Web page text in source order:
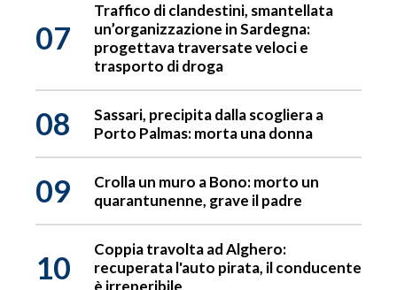
07
Traffico di clandestini, smantellata
un’organizzazione in Sardegna:
progettava traversate veloci e
trasporto di droga
08
Sassari, precipita dalla scogliera a
Porto Palmas: morta una donna
09
Crolla un muro a Bono: morto un
quarantunenne, grave il padre
10
Coppia travolta ad Alghero:
recuperata l'auto pirata, il conducente
è irreperibile